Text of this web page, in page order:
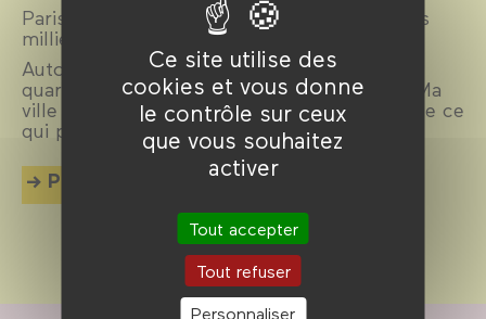
Ce site utilise des
cookies et vous donne
le contrôle sur ceux
que vous souhaitez
activer
Tout accepter
Tout refuser
Personnaliser
Paris, ville lumière, ville cinéma, a inspiré des
milliers de films.
Autour d’un réalisateur, d’un acteur, d’un
quartier, d’une époque ou d’un thème, CinéMa
ville propose chaque mois une exploration de ce
qui palpite dans la cité.
Plus d'info